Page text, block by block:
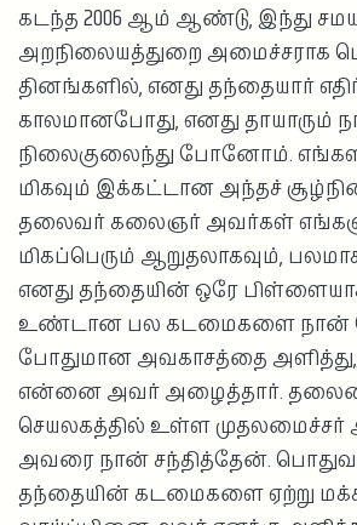
கடந்த 2006 ஆம் ஆண்டு, இந்து
அறநிலையத்துறை அமைச்சராக
தினங்களில், எனது தந்தையார்
காலமானபோது, எனது தாயாரும்
நிலைகுலைந்து போனோம்.
மிகவும் இக்கட்டான அந்தச்
தலைவர் கலைஞர் அவர்கள்
மிகப்பெரும் ஆறுதலாகவும்,
எனது தந்தையின் ஒரே
உண்டான பல கடமைகளை நான்
போதுமான அவகாசத்தை
என்னை அவர் அழைத்தார்.
செயலகத்தில் உள்ள முதலமைச்சர்
அவரை நான் சந்தித்தேன்.
தந்தையின் கடமைகளை ஏற்று